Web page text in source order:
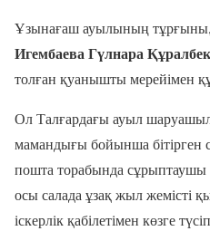
Ұзынағаш ауылының тұрғыны,
Игембаева Гүлнара
толған қуанышты мерейімен
Ол Талғардағы ауыл
мамандығы бойынша
пошта торабында сұрыптаушы
осы салада ұзақ жыл жемісті
іскерлік қабілетімен көзге